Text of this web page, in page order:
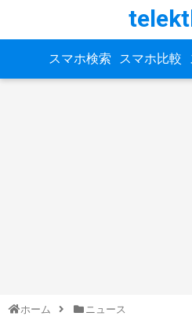
スマホ検索 スマホ比較
ホーム ニュース